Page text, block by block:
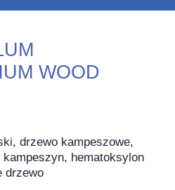
WOOD
drzewo kampeszowe,
hematoksylon
drzewo